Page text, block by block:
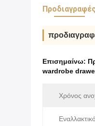
Προδιαγραφές
Επισημαίνω:
wardrobe
Χρόνος